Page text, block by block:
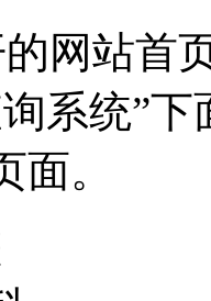
网站首
系统”
。